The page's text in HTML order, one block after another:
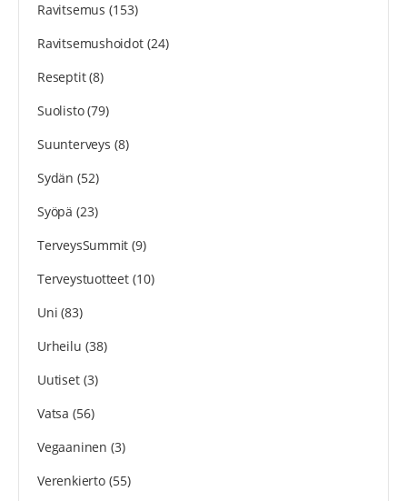
Ravitsemus (153)
Ravitsemushoidot(24)
Reseptit(8)
Suolisto(79)
Suunterveys (8)
Sydän (52)
Syöpä (23)
TerveysSummit (9)
Terveystuotteet(10)
Uni (83)
Urheilu (38)
Uutiset(3)
Vatsa (56)
Vegaaninen (3)
Verenkierto(55)